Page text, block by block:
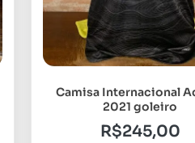
Camisa Internacional
2021 goleiro
R$245,00